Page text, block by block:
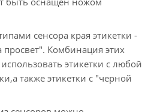
сенсора края этикетки -
Комбинация этих
этикетки с любой
также этикетки с "черной